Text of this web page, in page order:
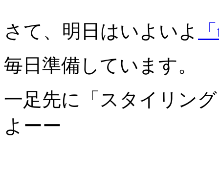
さて、明日はいよいよ
毎日準備しています。
一足先に「スタイリン
よーー